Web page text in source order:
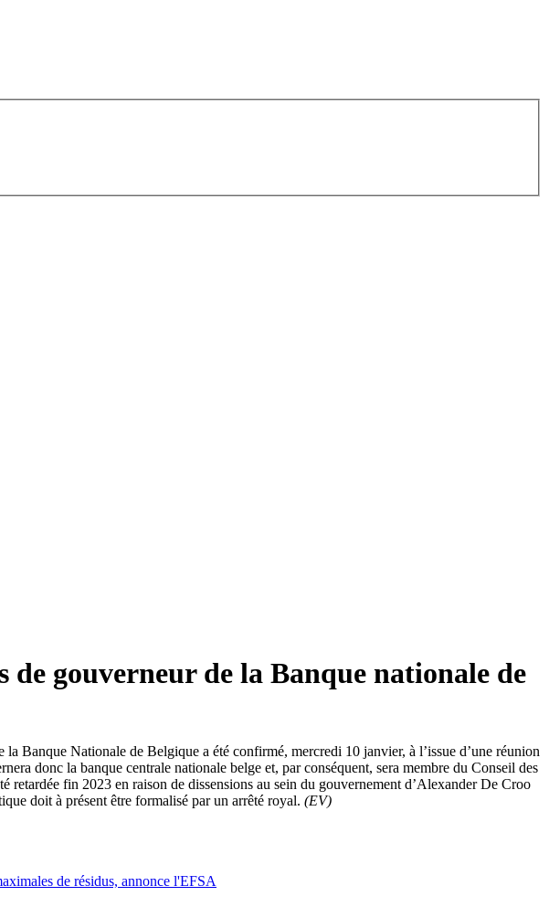
gouverneur de la Banque nationale de
Banque Nationale de Belgique a été confirmé, mercredi 10 janvier, à l’issue d’une réunion
donc la banque centrale nationale belge et, par conséquent, sera membre du Conseil des
retardée fin 2023 en raison de dissensions au sein du gouvernement d’Alexander De Croo
doit à présent être formalisé par un arrêté royal. (EV)
de résidus, annonce l'EFSA